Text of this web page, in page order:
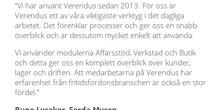
”Vi har använt Verendus sedan 2013. För oss är
Verendus ett av våra viktigaste verktyg i det dagliga
arbetet. Det förenklar processer och ger oss en snabb
överblick och är dessutom mycket enkelt att använda.
Vi använder modulerna Affärsstöd, Verkstad och Butik
och detta ger oss en komplett överblick över kunder,
lager och driften. Att medarbetarna på Verendus har
erfarenhet från fritidsfordonsbranschen är också en stor
fördel.”